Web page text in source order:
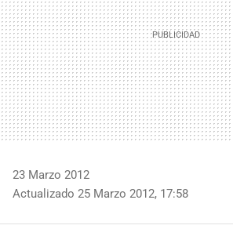
23 Marzo 2012
Actualizado 25 Marzo 2012, 17:58